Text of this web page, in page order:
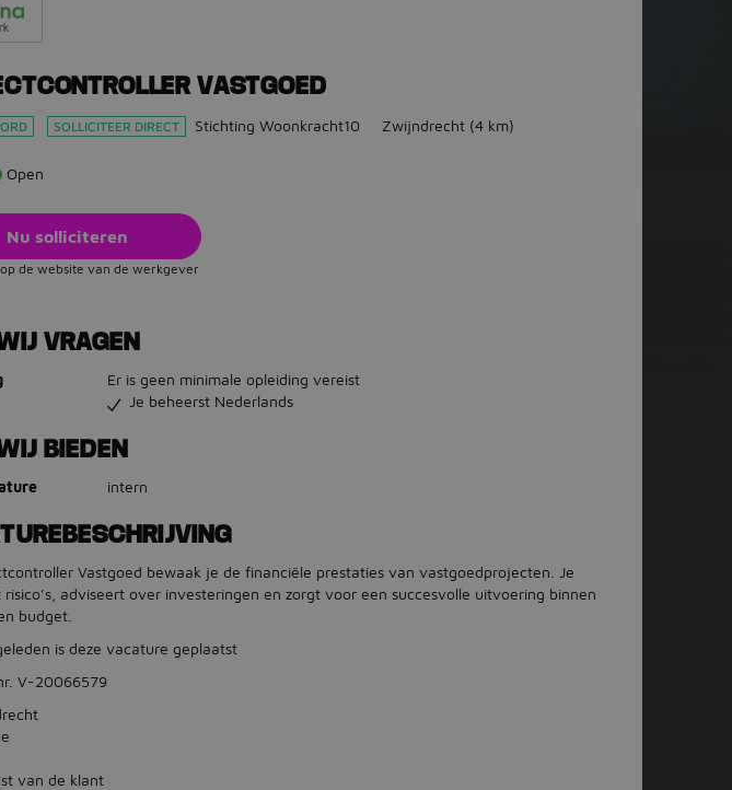
VASTGOED
SOLLICITEER DIRECT Stichting Woonkracht10 Zwijndrecht (4 km)
Open
Nu solliciteren
de website van de werkgever
VRAGEN
Er is geen minimale opleiding vereist
Je beheerst Nederlands
BIEDEN
intern
Vastgoed bewaak je de financiële prestaties van vastgoedprojecten. Je
risico’s, adviseert over investeringen en zorgt voor een succesvolle uitvoering binnen
budget.
is deze vacature geplaatst
V-20066579
van de klant